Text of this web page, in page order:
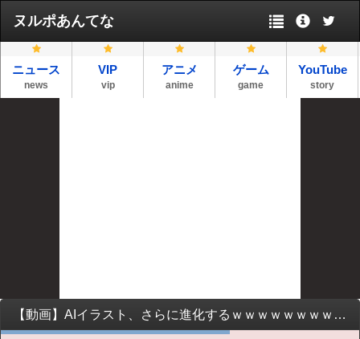
ヌルポあんてな
ニュース
news
VIP
vip
アニメ
anime
ゲーム
game
YouTube
story
【動画】AIイラスト、さらに進化するｗｗｗｗｗｗｗｗｗｗｗ